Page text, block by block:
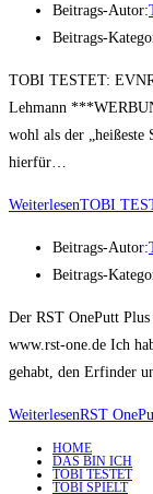
Beitrags-Autor:
Beitrags-
TOBI TESTET:
Lehmann
wohl als der „heißeste
hierfür…
WeiterlesenTOBI
Beitrags-Autor:
Beitrags-
Der RST OnePutt
www.rst-one.de Ich
gehabt, den Erfinder
WeiterlesenRST
HOME
DAS BIN ICH
TOBI TESTET
TOBI SPIELT